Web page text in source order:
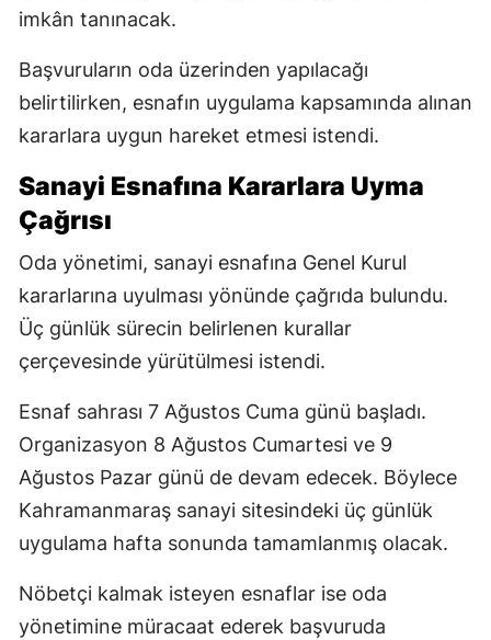
imkân tanınacak.
Başvuruların oda üzerinden yapılacağı
belirtilirken, esnafın uygulama kapsamında alınan
kararlara uygun hareket etmesi istendi.
Sanayi Esnafına Kararlara Uyma
Çağrısı
Oda yönetimi, sanayi esnafına Genel Kurul
kararlarına uyulması yönünde çağrıda bulundu.
Üç günlük sürecin belirlenen kurallar
çerçevesinde yürütülmesi istendi.
Esnaf sahrası 7 Ağustos Cuma günü başladı.
Organizasyon 8 Ağustos Cumartesi ve 9
Ağustos Pazar günü de devam edecek. Böylece
Kahramanmaraş sanayi sitesindeki üç günlük
uygulama hafta sonunda tamamlanmış olacak.
Nöbetçi kalmak isteyen esnaflar ise oda
yönetimine müracaat ederek başvuruda